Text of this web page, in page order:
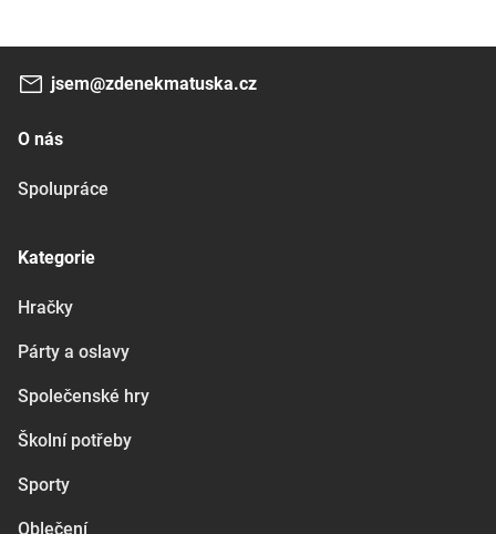
jsem@zdenekmatuska.cz
O nás
Spolupráce
Kategorie
Hračky
Párty a oslavy
Společenské hry
Školní potřeby
Sporty
Oblečení